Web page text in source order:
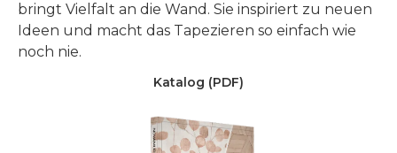
bringt Vielfalt an die Wand. Sie inspiriert zu neuen
Ideen und macht das Tapezieren so einfach wie
noch nie.
Katalog (PDF)